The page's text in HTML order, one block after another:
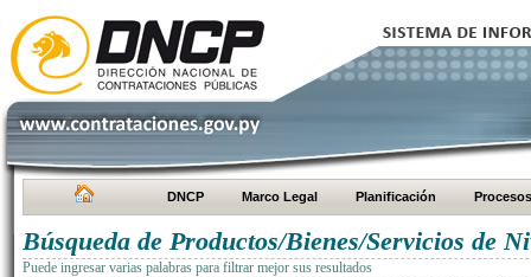
DNCP Marco Legal Planificación Procesos
Búsqueda de Productos/Bienes/Servicios de
Puede ingresar varias palabras para filtrar mejor sus resultados